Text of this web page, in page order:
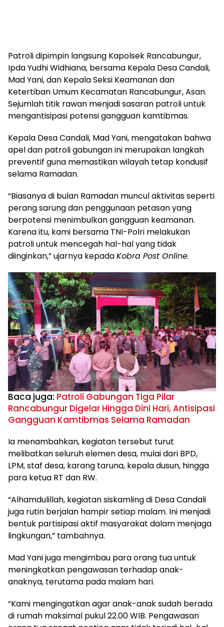
Patroli dipimpin langsung Kapolsek Rancabungur,
Ipda Yudhi Widhiana, bersama Kepala Desa Candali,
Mad Yani, dan Kepala Seksi Keamanan dan
Ketertiban Umum Kecamatan Rancabungur, Asan.
Sejumlah titik rawan menjadi sasaran patroli untuk
mengantisipasi potensi gangguan kamtibmas.
Kepala Desa Candali, Mad Yani, mengatakan bahwa
apel dan patroli gabungan ini merupakan langkah
preventif guna memastikan wilayah tetap kondusif
selama Ramadan.
“Biasanya di bulan Ramadan muncul aktivitas seperti
perang sarung dan penggunaan petasan yang
berpotensi menimbulkan gangguan keamanan.
Karena itu, kami bersama TNI-Polri melakukan
patroli untuk mencegah hal-hal yang tidak
diinginkan,” ujarnya kepadaKobra Post Online.
Baca juga: Patroli Gabungan Tiga Pilar
Rancabungur Digelar Hingga Dini Hari, Antisipasi
Gangguan Kamtibmas Selama Ramadan
Ia menambahkan, kegiatan tersebut turut
melibatkan seluruh elemen desa, mulai dari BPD,
LPM, staf desa, karang taruna, kepala dusun, hingga
para ketua RT dan RW.
“Alhamdulillah, kegiatan siskamling di Desa Candali
juga rutin berjalan hampir setiap malam. Ini menjadi
bentuk partisipasi aktif masyarakat dalam menjaga
lingkungan,” tambahnya.
Mad Yani juga mengimbau para orang tua untuk
meningkatkan pengawasan terhadap anak-
anaknya, terutama pada malam hari.
“Kami mengingatkan agar anak-anak sudah berada
di rumah maksimal pukul 22.00 WIB. Pengawasan